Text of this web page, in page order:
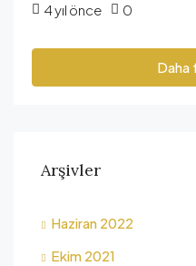
4 yıl önce 0
Daha
Arşivler
Haziran 2022
Ekim 2021